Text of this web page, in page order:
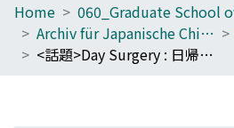
Home
Communities
Home
Archiv für Japanische Chirurgie
<話題>Day Surgery : 日帰り手術